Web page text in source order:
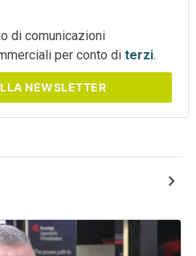
di comunicazioni
per conto diterzi.
NEWSLETTER